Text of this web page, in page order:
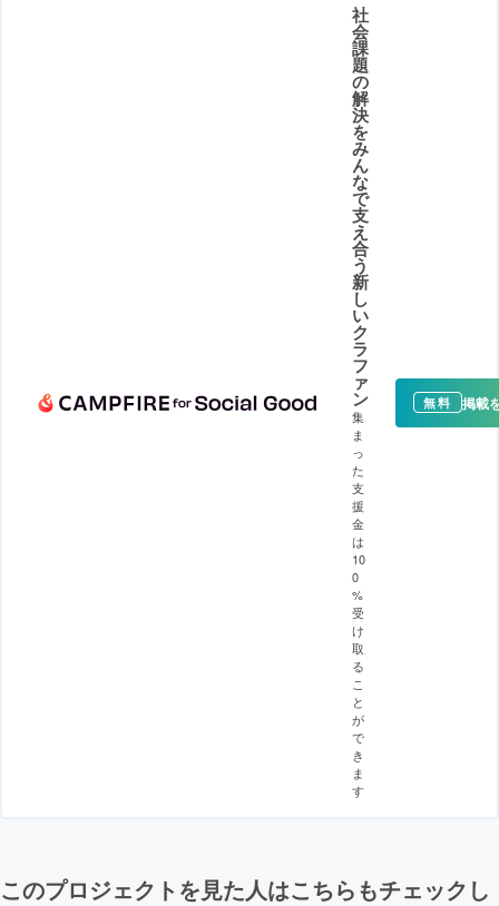
社
会
課
題
の
解
決
を
み
ん
な
で
支
え
合
う
新
し
い
ク
ラ
フ
ァ
ン
集
ま
っ
た
支
援
金
は
10
0
%
受
け
取
る
こ
と
が
で
き
ま
す
無料 掲載
このプロジェクトを見た人はこちらもチェックし